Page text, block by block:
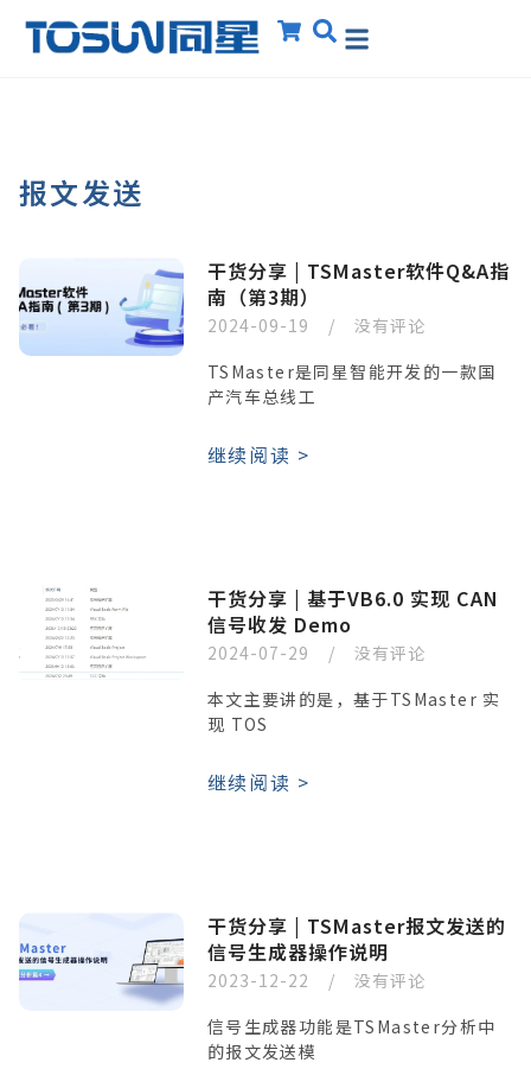
报文发送
干货分享 | TSMaster软件Q&A指
南（第3期）
2024-09-19
没有评论
TSMaster是同星智能开发的一款国
产汽车总线工
继续阅读 >
干货分享 | 基于VB6.0 实现 CAN
信号收发 Demo
2024-07-29
没有评论
本文主要讲的是，基于TSMaster 实
现 TOS
继续阅读 >
干货分享 | TSMaster报文发送的
信号生成器操作说明
2023-12-22
没有评论
信号生成器功能是TSMaster分析中
的报文发送模